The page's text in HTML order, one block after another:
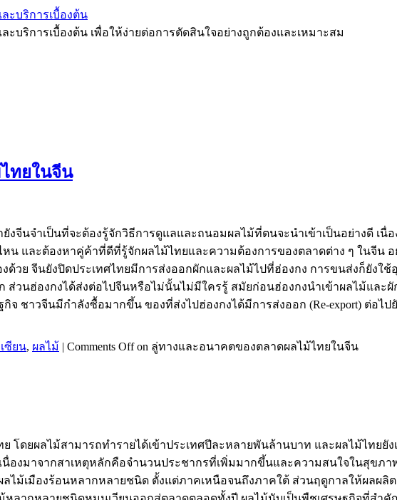
ะบริการเบื้องต้น
บริการเบื้องต้น เพื่อให้ง่ายต่อการตัดสินใจอย่างถูกต้องและเหมาะสม
ทยในจีน
จีนจำเป็นที่จะต้องรู้จักวิธีการดูแลและถนอมผลไม้ที่ตนจะนำเข้าเป็นอย่างดี เ
น และต้องหาคู่ค้าที่ดีที่รู้จักผลไม้ไทยและความต้องการของตลาดต่าง ๆ ในจีน
วย จีนยังปิดประเทศไทยมีการส่งออกผักและผลไม้ไปที่ฮ่องกง การขนส่งก็ยังใ
วนฮ่องกงได้ส่งต่อไปจีนหรือไม่นั้นไม่มีใครรู้ สมัยก่อนฮ่องกงนำเข้าผลไม้และผั
จ ชาวจีนมีกำลังซื้อมากขึ้น ของที่ส่งไปฮ่องกงได้มีการส่งออก (Re-export) ต่อไ
ซียน, ผลไม้ | Comments Offon ลู่ทางและอนาคตของตลาดผลไม้ไทยในจีน
โดยผลไม้สามารถทำรายได้เข้าประเทศปีละหลายพันล้านบาท และผลไม้ไทยยั
องมาจากสาเหตุหลักคือจำนวนประชากรที่เพิ่มมากขึ้นและความสนใจในสุขภ
ไม้เมืองร้อนหลากหลายชนิด ตั้งแต่ภาคเหนือจนถึงภาคใต้ ส่วนฤดูกาลให้ผลผ